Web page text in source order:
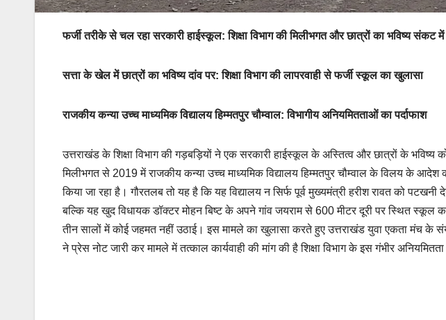
फर्जी तरीके से चल रहा सरकारी हाईस्कूल: शिक्षा विभाग की मिलीभगत और छात्रों का भविष्य संकट
सत्ता के खेल में छात्रों का भविष्य दांव पर: शिक्षा विभाग की लापरवाही से फर्जी स्कूल का खुलासा
राजकीय कन्या उच्च माध्यमिक विद्यालय हिम्मतपुर चौम्वाल: विभागीय अनियमितताओं का पर्दाफाश
उत्तराखंड के शिक्षा विभाग की गड़बड़ियों ने एक सरकारी हाईस्कूल के अस्तित्व और छात्रों के भविष्य
मिलीभगत से 2019 में राजकीय कन्या उच्च माध्यमिक विद्यालय हिम्मतपुर चौम्वाल के विलय के आदेश
किया जा रहा है। गौरतलब तो यह है कि यह विद्यालय न सिर्फ पूर्व मुख्यमंत्री हरीश रावत को
बल्कि यह खुद विधायक डॉक्टर मोहन बिष्ट के अपने गांव जयराम से 600 मीटर दूरी पर स्थित स्कूल
तीन सालों में कोई जहमत नहीं उठाई। इस मामले का खुलासा करते हुए उत्तराखंड युवा एकता मंच के
ने प्रेस नोट जारी कर मामले में तत्काल कार्यवाही की मांग की है शिक्षा विभाग के इस गंभीर अनियमितता